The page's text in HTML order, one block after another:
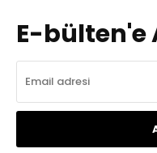
E-bülten'e